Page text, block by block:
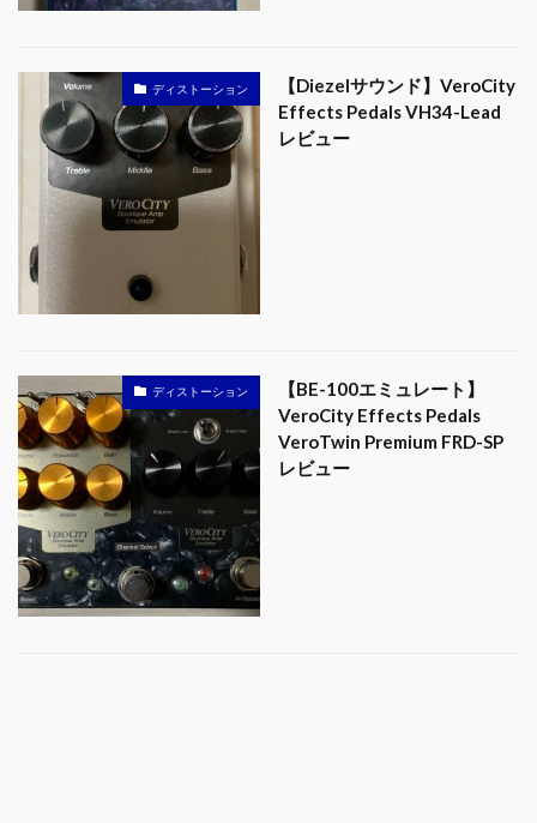
ディストーション
【Diezelサウンド】VeroCity
Effects Pedals VH34-Lead
レビュー
ディストーション
【BE-100エミュレート】
VeroCity Effects Pedals
VeroTwin Premium FRD-SP
レビュー